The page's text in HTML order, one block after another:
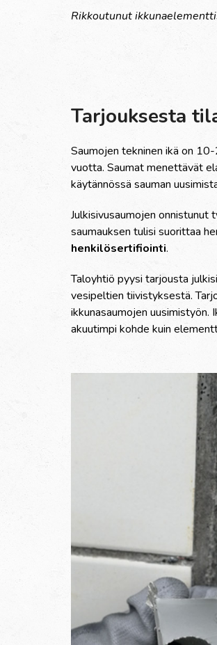
Rikkoutunut
Tarjouksesta
Saumojen tekninen ikä on
vuotta. Saumat menettävät
käytännössä sauman
Julkisivusaumojen onnistunut
saumauksen tulisi suorittaa
henkilösertifiointi.
Taloyhtiö pyysi tarjousta
vesipeltien tiivistyksestä.
ikkunasaumojen
akuutimpi kohde kuin